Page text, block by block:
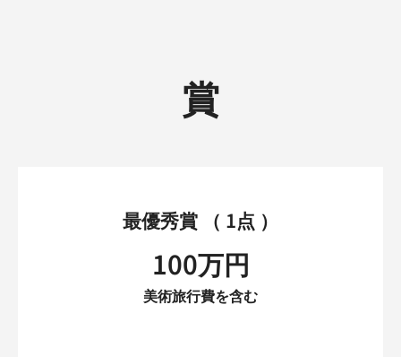
賞
最優秀賞 （ 1点 ）
100万円
美術旅行費を含む